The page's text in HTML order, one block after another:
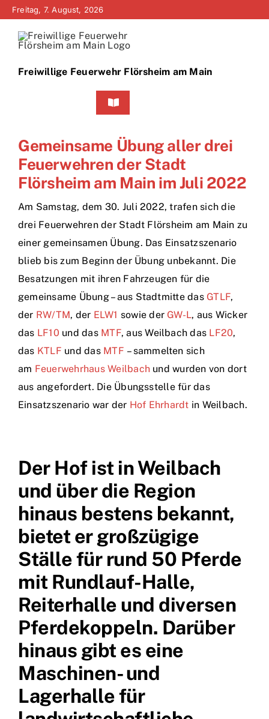
Zum
springen
Freitag, 7. August, 2026
Freiwillige Feuerwehr Flörsheim am Main
Toggle
Neuigkeiten
Über uns
Technik
Einsätze
Gemeinsame Übung aller drei
Feuerwehren der Stadt
Flörsheim am Main im Juli 2022
Am Samstag, dem 30. Juli 2022, trafen sich die
drei Feuerwehren der Stadt Flörsheim am Main zu
einer gemeinsamen Übung. Das Einsatzszenario
blieb bis zum Beginn der Übung unbekannt. Die
Besatzungen mit ihren Fahrzeugen für die
gemeinsame Übung – aus Stadtmitte das GTLF,
der RW/TM, der ELW1 sowie der GW-L, aus Wicker
das LF10 und das MTF, aus Weilbach das LF20,
das KTLF und das MTF – sammelten sich
am Feuerwehrhaus Weilbach und wurden von dort
aus angefordert. Die Übungsstelle für das
Einsatzszenario war der Hof Ehrhardt in Weilbach.
Der Hof ist in Weilbach
und über die Region
hinaus bestens bekannt,
bietet er großzügige
Ställe für rund 50 Pferde
mit Rundlauf-Halle,
Reiterhalle und diversen
Pferdekoppeln. Darüber
hinaus gibt es eine
Maschinen- und
Lagerhalle für